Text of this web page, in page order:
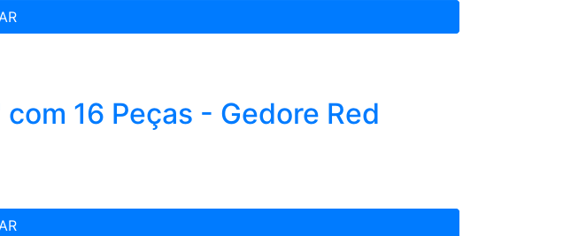
16 Peças - Gedore Red